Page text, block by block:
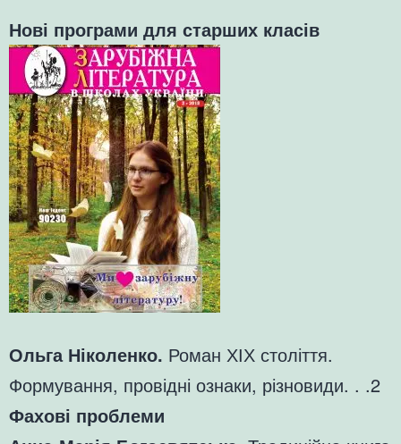
Нові програми для старших класів
Ольга Ніколенко. Роман ХІХ століття.
Формування, провідні ознаки, різновиди. . .2
Фахові проблеми